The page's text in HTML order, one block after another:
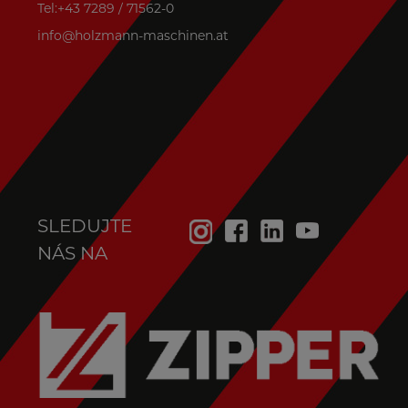
Tel:+43 7289 / 71562-0
info@holzmann-maschinen.at
SLEDUJTE
NÁS NA